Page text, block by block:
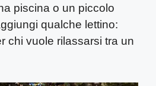
piscina o un piccolo
qualche lettino:
chi vuole rilassarsi tra un